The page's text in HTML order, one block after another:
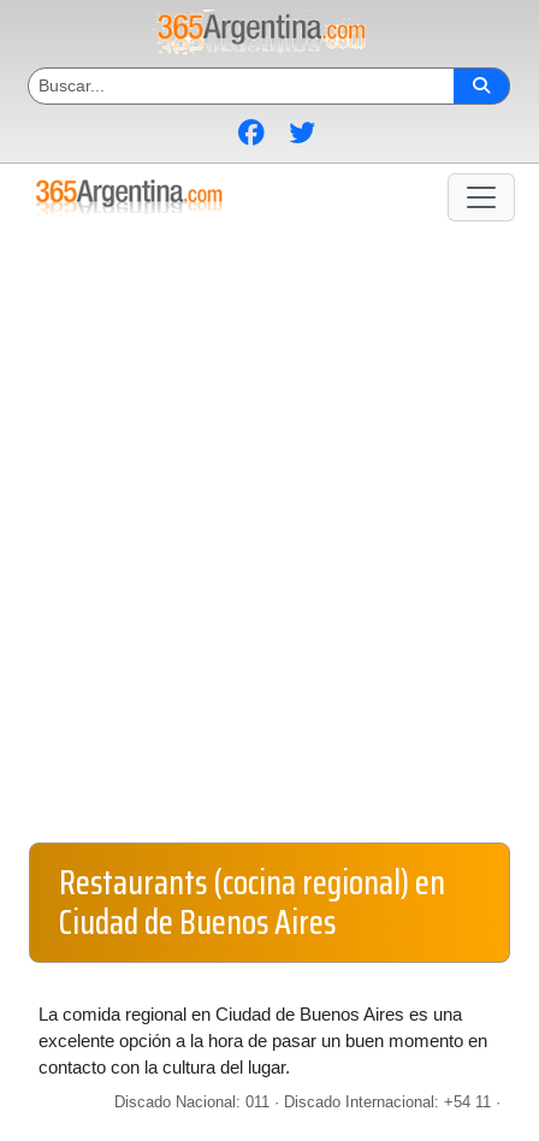
Restaurants (cocina regional) en
Ciudad de Buenos Aires
La comida regional en Ciudad de Buenos Aires es una
excelente opción a la hora de pasar un buen momento en
contacto con la cultura del lugar.
Discado Nacional: 011 · Discado Internacional: +54 11 ·